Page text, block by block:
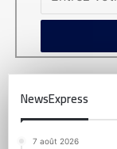
NewsExpress
7 août 2026